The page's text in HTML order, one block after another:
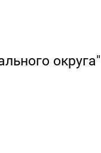
округа"